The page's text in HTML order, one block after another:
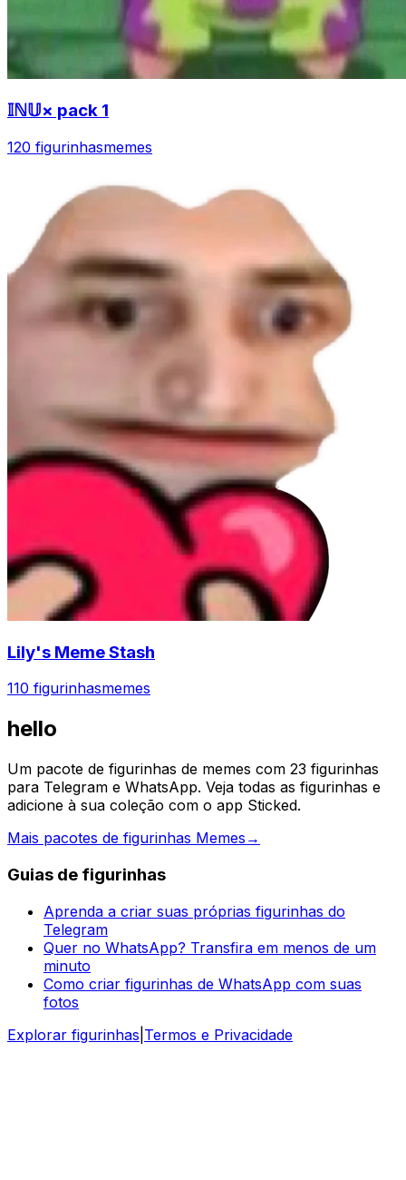
𝕀ℕ𝕌× pack 1
120 figurinhasmemes
Lily's Meme Stash
110 figurinhasmemes
hello
Um pacote de figurinhas de memes com 23 figurinhas
para Telegram e WhatsApp. Veja todas as figurinhas e
adicione à sua coleção com o app Sticked.
Mais pacotes de figurinhas Memes →
Guias de figurinhas
Aprenda a criar suas próprias figurinhas do
Telegram
Quer no WhatsApp? Transfira em menos de um
minuto
Como criar figurinhas de WhatsApp com suas
fotos
Explorar figurinhas Termos e Privacidade